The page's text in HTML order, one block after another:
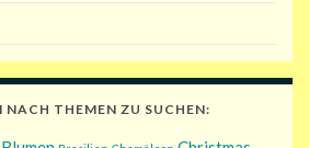
NACH THEMEN ZU SUCHEN: